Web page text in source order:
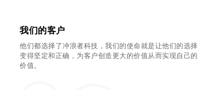
我们的客户
他们都选择了冲浪者科技，我们的使命就是让他们的选择
变得坚定和正确，为客户创造更大的价值从而实现自己的
价值。